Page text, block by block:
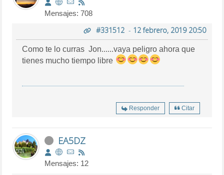
Mensajes: 708
#331512- 12 febrero, 2019 20:50
Como te lo curras Jon......vaya peligro ahora que
tienes mucho tiempo libre
Responder Citar
EA5DZ
Mensajes: 12